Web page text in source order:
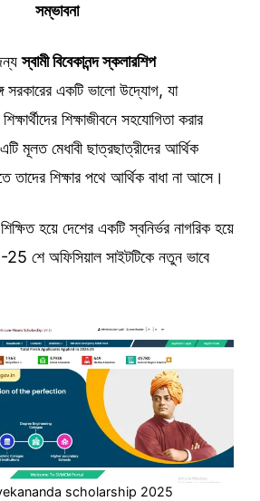
সম্ভাবনা
স্বামী বিবেকানন্দ স্কলারশিপ
সরকারের একটি ভালো উদ্যোগ, যা
শিক্ষাজীবনে সহযোগিতা করার
মূলত মেধাবী ছাত্রছাত্রীদের আর্থিক
তাদের শিক্ষার পথে আর্থিক বাধা না আসে।
হয়ে দেশের একটি স্বনির্ভর নাগরিক হয়ে
শে অফিসিয়াল সাইটটিকে নতুন ভাবে
scholarship 2025